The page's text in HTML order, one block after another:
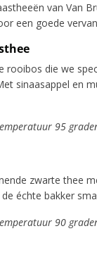
van Van
een goede
rooibos die we
sinaasappel en
95
zwarte thee
échte bakker
90